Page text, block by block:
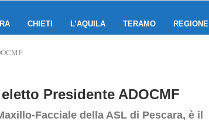
CHIETI L’AQUILA TERAMO REGIONE
Presidente ADOCMF
della ASL di Pescara, è il